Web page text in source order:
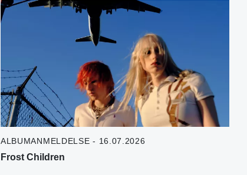
ALBUMANMELDELSE - 16.07.2026
Frost Children